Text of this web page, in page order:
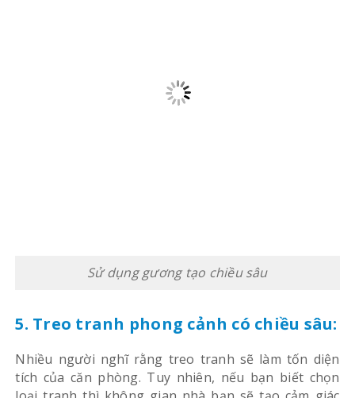
tích của căn phòng. Tuy nhiên, nếu bạn biết chọn
loại tranh thì không gian nhà bạn sẽ tạo cảm giác
Bạn cũng có thể lựa chọn các bức tranh có chiều sâu.
Các bức tranh có chủ đề thiên nhiên như sông suối,
hợp. Không chỉ giúp cho phòng khách thêm phần
rộng rãi. Bạn cũng sẽ thấy căn phòng thông thoáng
hơn rất nhiều. Treo tranh cũng là một cách thể hiện
gu thẩm mỹ của bạn với những vị khách đến thăm
nhà.